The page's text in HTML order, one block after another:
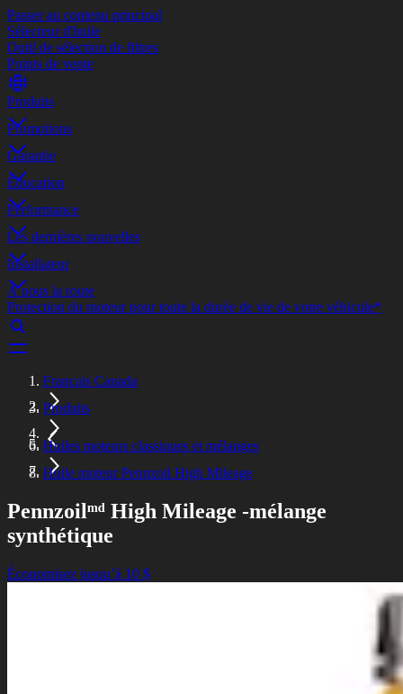
Passer au contenu principal
Sélecteur d'huile
Outil de sélection de filtres
Points de vente
Produits
Promotions
Garantie
Éducation
Performance
Les dernières nouvelles
Installateur
À nous la route
Protection du moteur pour toute la durée de vie de votre véhicule*
Français Canada
Produits
Huiles moteurs classiques et mélanges
Huile moteur Pennzoil High Mileage
Pennzoilᵐᵈ High Mileage -mélange
synthétique
Économisez jusqu’à 10 $